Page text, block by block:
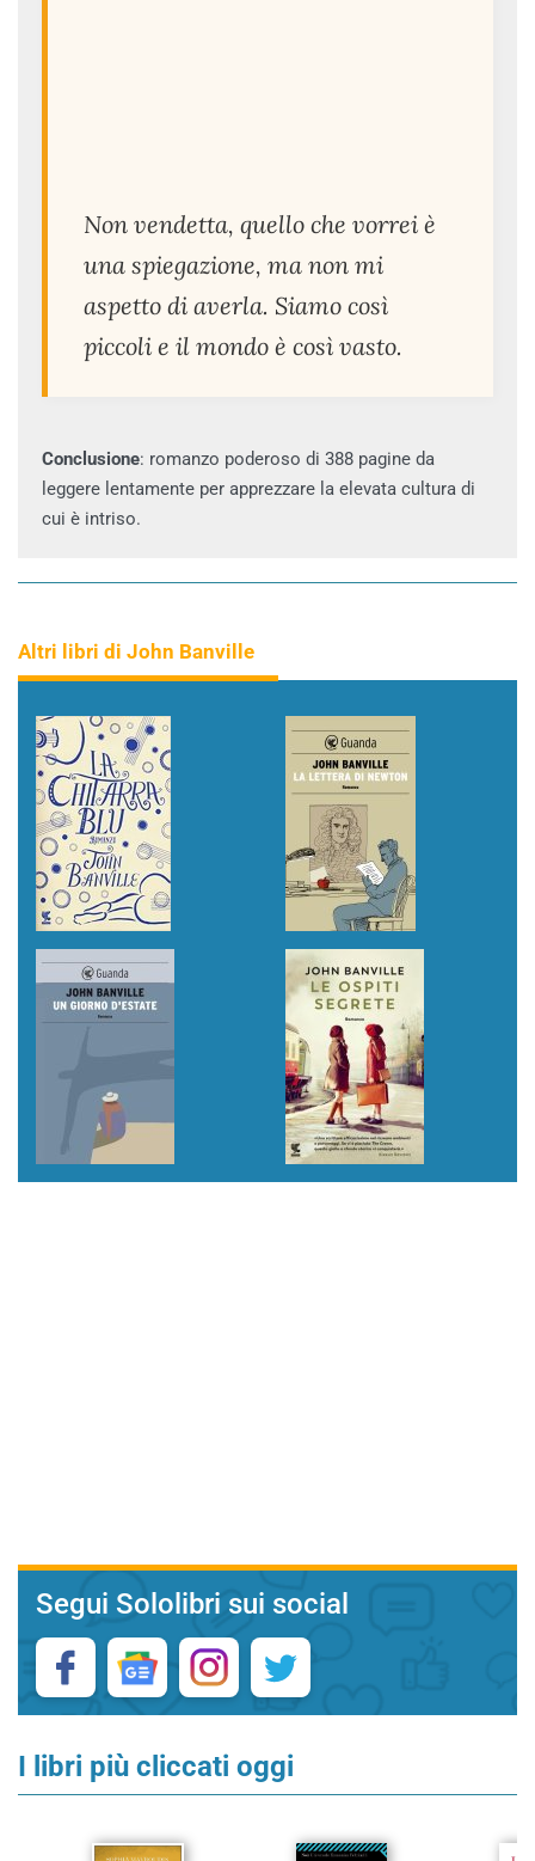
Non vendetta, quello che vorrei è
una spiegazione, ma non mi
aspetto di averla. Siamo così
piccoli e il mondo è così vasto.
Conclusione: romanzo poderoso di 388 pagine da
leggere lentamente per apprezzare la elevata cultura di
cui è intriso.
Altri libri di John Banville
Segui Sololibri sui social
I libri più cliccati oggi